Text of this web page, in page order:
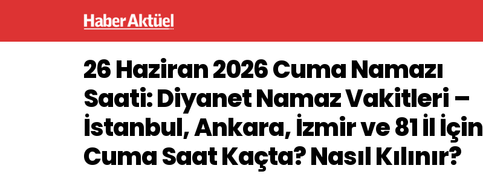
26 Haziran 2026 Cuma Namazı
Saati: Diyanet Namaz Vakitleri –
İstanbul, Ankara, İzmir ve 81 İl İçin
Cuma Saat Kaçta? Nasıl Kılınır?